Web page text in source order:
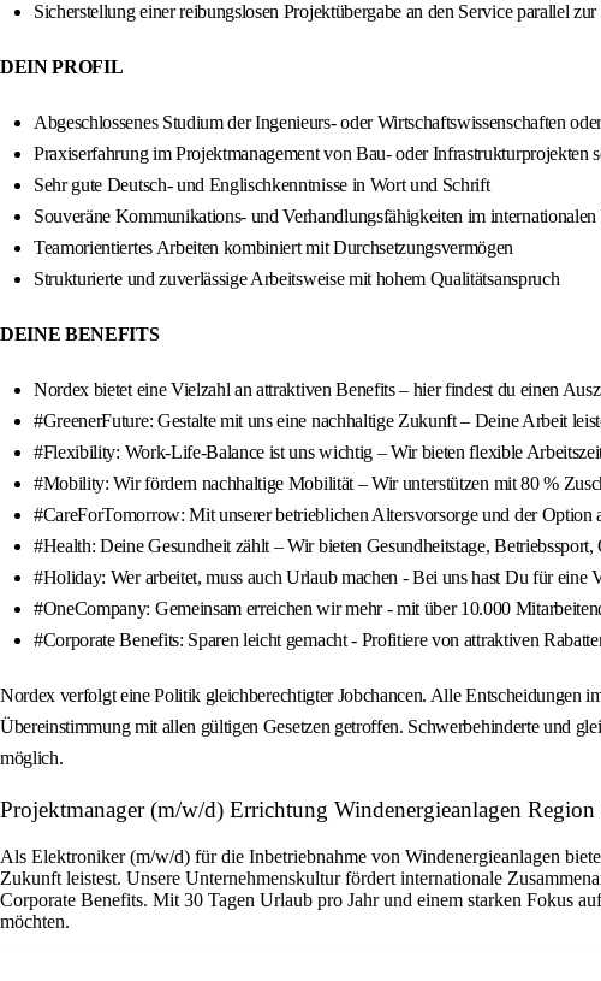
Sicherstellung einer reibungslosen Projektübergabe an den Service parallel
DEIN PROFIL
Abgeschlossenes Studium der Ingenieurs- oder Wirtschaftswissenschaften
Praxiserfahrung im Projektmanagement von Bau- oder
Sehr gute Deutsch- und Englischkenntnisse in Wort und Schrift
Souveräne Kommunikations- und Verhandlungsfähigkeiten im
Teamorientiertes Arbeiten kombiniert mit Durchsetzungsvermögen
Strukturierte und zuverlässige Arbeitsweise mit hohem Qualitätsanspruch
DEINE BENEFITS
Nordex bietet eine Vielzahl an attraktiven Benefits – hier findest du einen
#GreenerFuture: Gestalte mit uns eine nachhaltige Zukunft – Deine Arbeit
#Flexibility: Work-Life-Balance ist uns wichtig – Wir bieten flexible
#Mobility: Wir fördern nachhaltige Mobilität – Wir unterstützen mit 80 %
#CareForTomorrow: Mit unserer betrieblichen Altersvorsorge und der
#Health: Deine Gesundheit zählt – Wir bieten Gesundheitstage,
#Holiday: Wer arbeitet, muss auch Urlaub machen - Bei uns hast Du für
#OneCompany: Gemeinsam erreichen wir mehr - mit über 10.000
#Corporate Benefits: Sparen leicht gemacht - Profitiere von attraktiven
Nordex verfolgt eine Politik gleichberechtigter Jobchancen. Alle Entscheidungen
Übereinstimmung mit allen gültigen Gesetzen getroffen. Schwerbehinderte und
möglich.
Projektmanager (m/w/d) Errichtung Windenergieanlagen
Als Elektroniker (m/w/d) für die Inbetriebnahme von Windenergieanlagen
Zukunft leistest. Unsere Unternehmenskultur fördert internationale
Corporate Benefits. Mit 30 Tagen Urlaub pro Jahr und einem starken Fokus
möchten.